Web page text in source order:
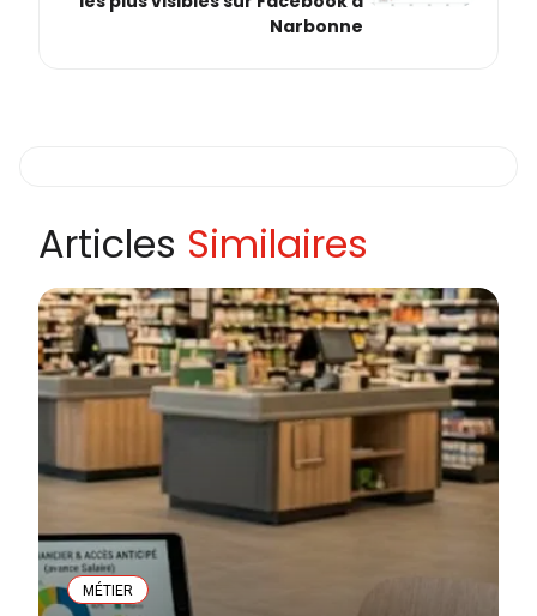
Narbonne
Articles Similaires
MÉTIER